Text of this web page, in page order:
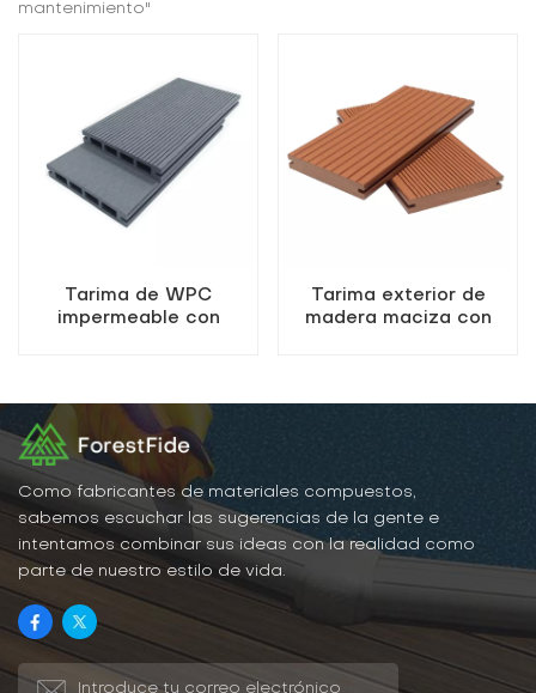
mantenimiento"
Tarima de WPC
impermeable con
Tarima exterior de
madera maciza con
Como fabricantes de materiales compuestos,
sabemos escuchar las sugerencias de la gente e
intentamos combinar sus ideas con la realidad como
parte de nuestro estilo de vida.